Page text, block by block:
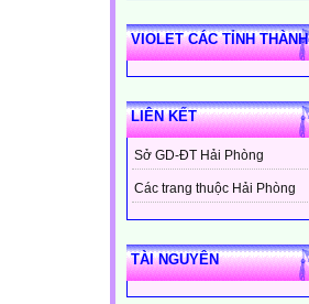
VIOLET CÁC TỈNH THÀNH
LIÊN KẾT
Sở GD-ĐT Hải Phòng
Các trang thuộc Hải Phòng
TÀI NGUYÊN